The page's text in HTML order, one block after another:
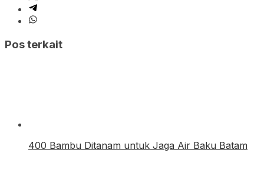
Pos terkait
400 Bambu Ditanam untuk Jaga Air Baku Batam